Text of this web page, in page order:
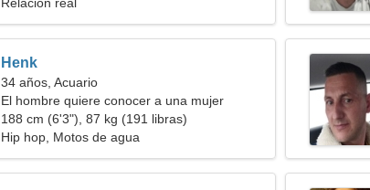
Henk
34 años, Acuario
El hombre quiere conocer a una mujer
188 cm (6'3"), 87 kg (191 libras)
Hip hop, Motos de agua